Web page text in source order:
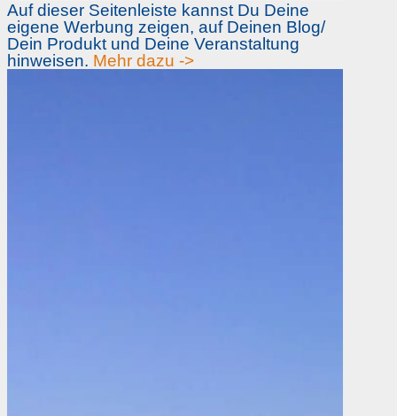
Auf dieser Seitenleiste kannst Du Deine
eigene Werbung zeigen, auf Deinen Blog/
Dein Produkt und Deine Veranstaltung
hinweisen. Mehr dazu ->